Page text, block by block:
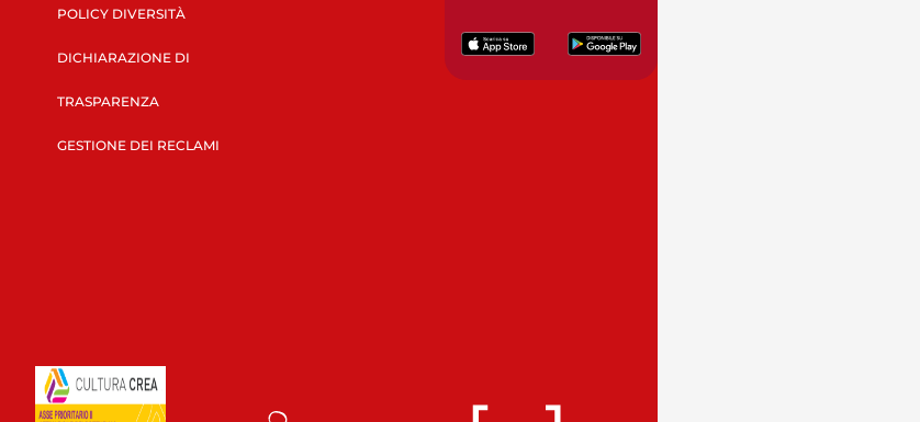
POLICY DIVERSITÀ
DICHIARAZIONE DI
TRASPARENZA
GESTIONE DEI RECLAMI